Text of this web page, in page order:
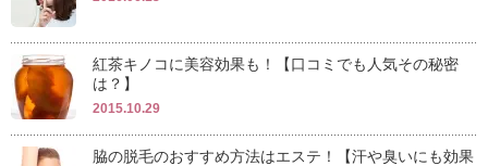
紅茶キノコに美容効果も！【口コミでも人気その秘密
は？】
2015.10.29
脇の脱毛のおすすめ方法はエステ！【汗や臭いにも効果